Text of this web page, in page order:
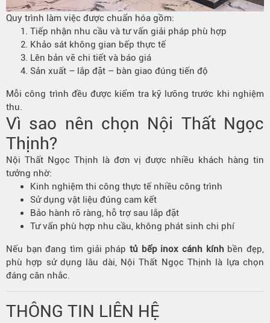
Quy trình làm việc được chuẩn hóa gồm:
Tiếp nhận nhu cầu và tư vấn giải pháp phù hợp
Khảo sát không gian bếp thực tế
Lên bản vẽ chi tiết và báo giá
Sản xuất – lắp đặt – bàn giao đúng tiến độ
Mỗi công trình đều được kiểm tra kỹ lưỡng trước khi nghiệm
thu.
Vì sao nên chọn Nội Thất Ngọc
Thịnh?
Nội Thất Ngọc Thịnh là đơn vị được nhiều khách hàng tin
tưởng nhờ:
Kinh nghiệm thi công thực tế nhiều công trình
Sử dụng vật liệu đúng cam kết
Bảo hành rõ ràng, hỗ trợ sau lắp đặt
Tư vấn phù hợp nhu cầu, không phát sinh chi phí
Nếu bạn đang tìm giải pháp tủ bếp inox cánh kính bền đẹp,
phù hợp sử dụng lâu dài, Nội Thất Ngọc Thịnh là lựa chọn
đáng cân nhắc.
THÔNG TIN LIÊN HỆ